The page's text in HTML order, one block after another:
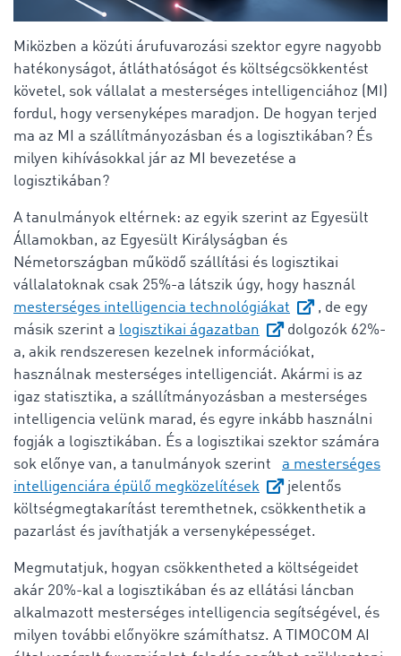
Miközben a közúti árufuvarozási szektor egyre nagyobb
hatékonyságot, átláthatóságot és költségcsökkentést
követel, sok vállalat a mesterséges intelligenciához (MI)
fordul, hogy versenyképes maradjon. De hogyan terjed
ma az MI a szállítmányozásban és a logisztikában? És
milyen kihívásokkal jár az MI bevezetése a
logisztikában?
A tanulmányok eltérnek: az egyik szerint az Egyesült
Államokban, az Egyesült Királyságban és
Németországban működő szállítási és logisztikai
vállalatoknak csak 25%-a látszik úgy, hogy használ
mesterséges intelligencia technológiákat
, de egy
másik szerint a logisztikai ágazatban
dolgozók 62%-
a, akik rendszeresen kezelnek információkat,
használnak mesterséges intelligenciát. Akármi is az
igaz statisztika, a szállítmányozásban a mesterséges
intelligencia velünk marad, és egyre inkább használni
fogják a logisztikában. És a logisztikai szektor számára
sok előnye van, a tanulmányok szerint
a mesterséges
intelligenciára épülő megközelítések
jelentős
költségmegtakarítást teremthetnek, csökkenthetik a
pazarlást és javíthatják a versenyképességet.
Megmutatjuk, hogyan csökkentheted a költségeidet
akár 20%-kal a logisztikában és az ellátási láncban
alkalmazott mesterséges intelligencia segítségével, és
milyen további előnyökre számíthatsz. A TIMOCOM AI